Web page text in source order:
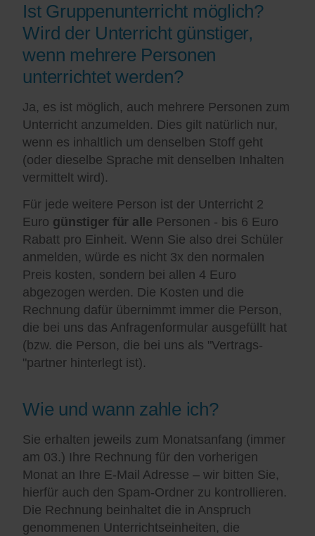
Ist Gruppenunterricht möglich?
Wird der Unterricht günstiger,
wenn mehrere Personen
unterrichtet werden?
Ja, es ist möglich, auch mehrere Personen zum
Unterricht anzumelden. Dies gilt natürlich nur,
wenn es inhaltlich um denselben Stoff geht
(oder dieselbe Sprache mit denselben Inhalten
vermittelt wird).
Für jede weitere Person ist der Unterricht 2
Euro günstiger für alle Personen - bis 6 Euro
Rabatt pro Einheit. Wenn Sie also drei Schüler
anmelden, würde es nicht 3x den normalen
Preis kosten, sondern bei allen 4 Euro
abgezogen werden. Die Kosten und die
Rechnung dafür übernimmt immer die Person,
die bei uns das Anfragenformular ausgefüllt hat
(bzw. die Person, die bei uns als "Vertrags-
"partner hinterlegt ist).
Wie und wann zahle ich?
Sie erhalten jeweils zum Monatsanfang (immer
am 03.) Ihre Rechnung für den vorherigen
Monat an Ihre E-Mail Adresse – wir bitten Sie,
hierfür auch den Spam-Ordner zu kontrollieren.
Die Rechnung beinhaltet die in Anspruch
genommenen Unterrichtseinheiten, die